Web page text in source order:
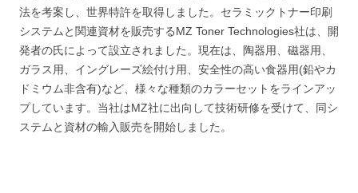
法を考案し、世界特許を取得しました。セラミックトナー印刷
システムと関連資材を販売するMZ Toner Technologies社は、開
発者の氏によって設立されました。現在は、陶器用、磁器用、
ガラス用、イングレーズ絵付け用、安全性の高い食器用(鉛やカ
ドミウム非含有)など、様々な種類のカラーセットをラインアッ
プしています。当社はMZ社に出向して技術研修を受けて、同シ
ステムと資材の輸入販売を開始しました。